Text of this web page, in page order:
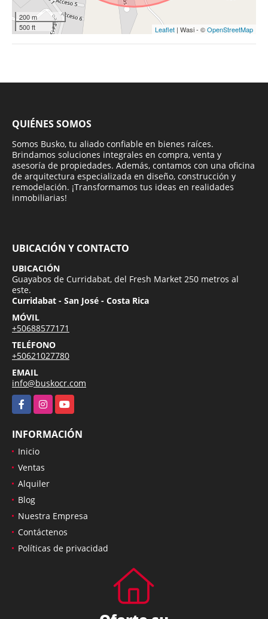
200 m
500 ft
Leaflet | Wasi - ©OpenStreetMap
QUIÉNES SOMOS
Somos Busko, tu aliado confiable en bienes raíces.
Brindamos soluciones integrales en compra, venta y
asesoría de propiedades. Además, contamos con una oficina
de arquitectura especializada en diseño, construcción y
remodelación. ¡Transformamos tus ideas en realidades
inmobiliarias!
UBICACIÓN Y CONTACTO
UBICACIÓN
Guayabos de Curridabat, del Fresh Market 250 metros al
este.
Curridabat - San José - Costa Rica
MÓVIL
+50688577171
TELÉFONO
+50621027780
EMAIL
info@buskocr.com
FacebookInstagramYouTube
INFORMACIÓN
Inicio
Ventas
Alquiler
Blog
Nuestra Empresa
Contáctenos
Políticas de privacidad